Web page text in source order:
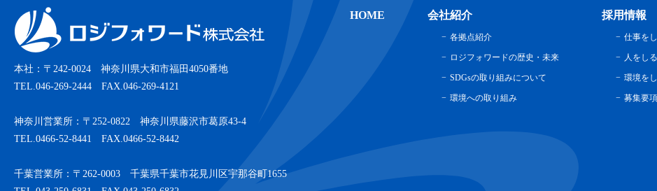
本社：〒242-0024 神奈川県大和市福田4050番地
TEL.046-269-2444 FAX.046-269-4121
神奈川営業所：〒252-0822 神奈川県藤沢市葛原43-4
TEL.0466-52-8441 FAX.0466-52-8442
千葉営業所：〒262-0003 千葉県千葉市花見川区宇那谷町1655
HOME 会社紹介
各拠点紹介
ロジフォワードの歴史・未来
SDGsの取り組みについて
環境への取り組み
採用情報
仕事を
人をしる
環境を
募集要